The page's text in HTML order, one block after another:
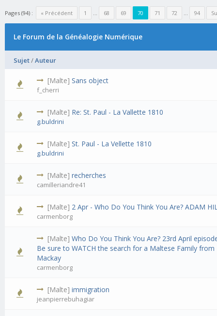
Pages (94) : « Précédent 1 … 68 69 70 71 72 … 94
Le Forum de la Généalogie Numérique
Sujet/Auteur
[Malte]Sans object
f_cherri
[Malte] Re: St. Paul - La Vallette 1810
g.buldrini
[Malte]St. Paul - La Vellette 1810
g.buldrini
[Malte]recherches
camilleriandre41
[Malte] 2 Apr - Who Do You Think You Are? ADAM
carmenborg
[Malte]Who Do You Think You Are? 23rd April
Be sure to WATCH the search for a Maltese Family from
Mackay
carmenborg
[Malte]immigration
jeanpierrebuhagiar